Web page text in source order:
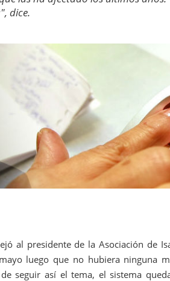
dice.
al presidente de la Asociación de
luego que no hubiera ninguna
seguir así el tema, el sistema
gran número de...